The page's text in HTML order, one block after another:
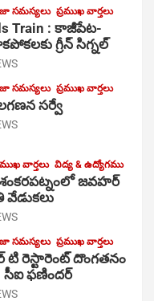
సమస్యలు ప్రముఖ వార్తలు
Train : కాజీపేట-
గ్రీన్ సిగ్నల్
సమస్యలు ప్రముఖ వార్తలు
సర్వే
వార్తలు విద్య & ఉద్యోగము
శంకరపట్నంలో జవహర్
సమస్యలు ప్రముఖ వార్తలు
టి రెస్టారెంట్ దొంగతనం
సీఐ ఫణిందర్